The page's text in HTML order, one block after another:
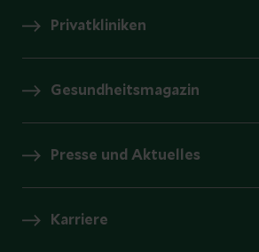
Privatkliniken
Gesundheitsmagazin
Presse und Aktuelles
Karriere